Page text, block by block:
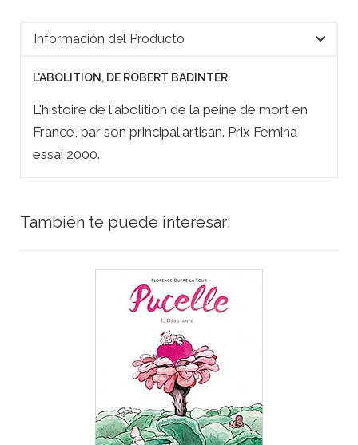
Información del Producto
L'ABOLITION, DE ROBERT BADINTER
L'histoire de l'abolition de la peine de mort en
France, par son principal artisan. Prix Femina
essai 2000.
También te puede interesar: